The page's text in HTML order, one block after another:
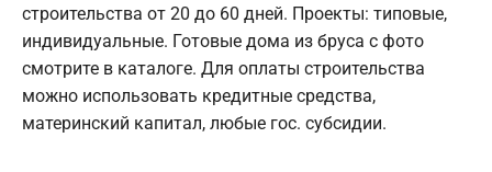
строительства от 20 до 60 дней. Проекты: типовые,
индивидуальные. Готовые дома из бруса с фото
смотрите в каталоге. Для оплаты строительства
можно использовать кредитные средства,
материнский капитал, любые гос. субсидии.